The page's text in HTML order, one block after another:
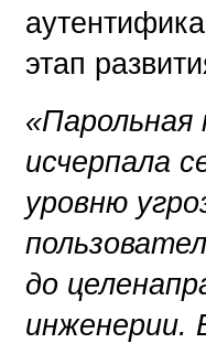
этап
исчерпала
уровню
до
инженерии.